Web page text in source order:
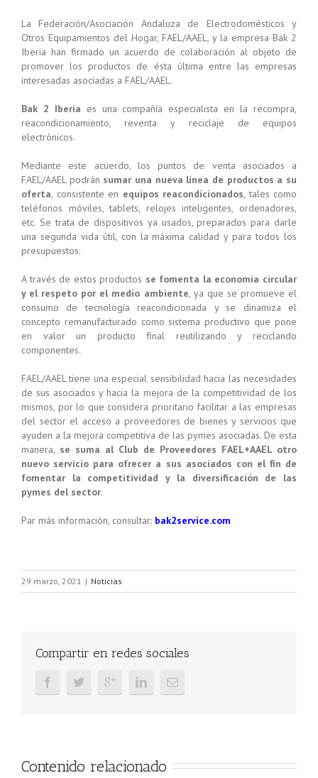
La Federación/Asociación Andaluza de Electrodomésticos y
Otros Equipamientos del Hogar, FAEL/AAEL, y la empresa Bak 2
Iberia han firmado un acuerdo de colaboración al objeto de
promover los productos de ésta última entre las empresas
interesadas asociadas a FAEL/AAEL.
Bak 2 Iberia es una compañía especialista en la recompra,
reacondicionamiento, reventa y reciclaje de equipos
electrónicos.
Mediante este acuerdo, los puntos de venta asociados a
FAEL/AAEL podrán sumar una nueva línea de productos a su
oferta, consistente en equipos reacondicionados, tales como
teléfonos móviles, tablets, relojes inteligentes, ordenadores,
etc. Se trata de dispositivos ya usados, preparados para darle
una segunda vida útil, con la máxima calidad y para todos los
presupuestos.
A través de estos productos se fomenta la economía circular
y el respeto por el medio ambiente, ya que se promueve el
consumo de tecnología reacondicionada y se dinamiza el
concepto remanufacturado como sistema productivo que pone
en valor un producto final reutilizando y reciclando
componentes.
FAEL/AAEL tiene una especial sensibilidad hacia las necesidades
de sus asociados y hacia la mejora de la competitividad de los
mismos, por lo que considera prioritario facilitar a las empresas
del sector el acceso a proveedores de bienes y servicios que
ayuden a la mejora competitiva de las pymes asociadas. De esta
manera, se suma al Club de Proveedores FAEL+AAEL otro
nuevo servicio para ofrecer a sus asociados con el fin de
fomentar la competitividad y la diversificación de las
pymes del sector.
Par más información, consultar: bak2service.com
29 marzo, 2021 | Noticias
Compartir en redes sociales
Contenido relacionado